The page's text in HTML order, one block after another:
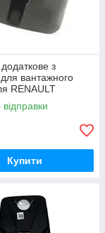
з
для вантажного
RENAULT
Купити